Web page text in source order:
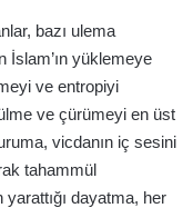
bazı ulema
İslam’ın yüklemeye
ve entropiyi
ve çürümeyi en üst
vicdanın iç sesini
tahammül
dayatma, her